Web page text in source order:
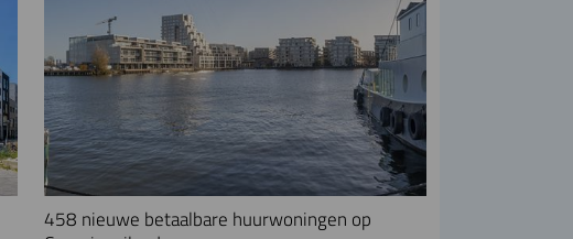
458 nieuwe betaalbare huurwoningen op